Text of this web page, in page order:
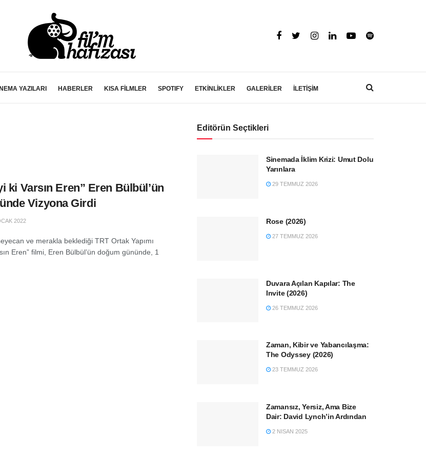
YAZILARI HABERLER KISA FİLMLER SPOTIFY ETKİNLİKLER GALERİLER İLETİŞİM
ki Varsın Eren” Eren Bülbül’ün
Vizyona Girdi
2022
ve merakla beklediği TRT Ortak Yapımı
Eren” filmi, Eren Bülbül’ün doğum gününde, 1
Editörün Seçtikleri
Sinemada İklim Krizi: Umut Dolu
Yarınlara
29 TEMMUZ 2026
Rose (2026)
27 TEMMUZ 2026
Duvara Açılan Kapılar: The
Invite (2026)
26 TEMMUZ 2026
Zaman, Kibir ve Yabancılaşma:
The Odyssey (2026)
23 TEMMUZ 2026
Zamansız, Yersiz, Ama Bize
Dair: David Lynch’in Ardından
2 NISAN 2025